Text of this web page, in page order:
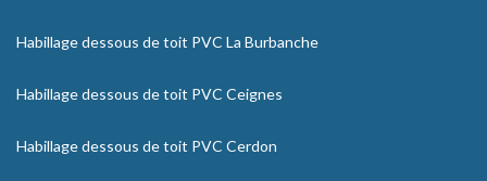
Habillage dessous de toit PVC La Burbanche
Habillage dessous de toit PVC Ceignes
Habillage dessous de toit PVC Cerdon